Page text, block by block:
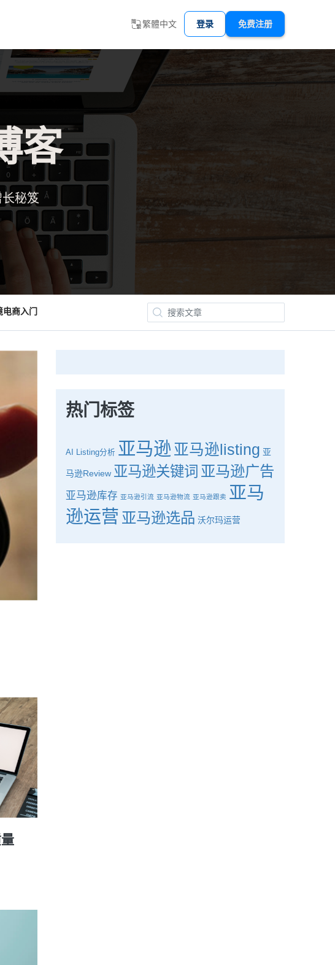
繁體中文 登录 免费注册
客
秘笈
电商入门
热门标签
AI Listing分析 亚马逊 亚马逊listing 亚
马逊Review 亚马逊关键词 亚马逊广告
亚马逊库存 亚马逊引流 亚马逊物流 亚马逊跟卖 亚马
逊运营 亚马逊选品 沃尔玛运营